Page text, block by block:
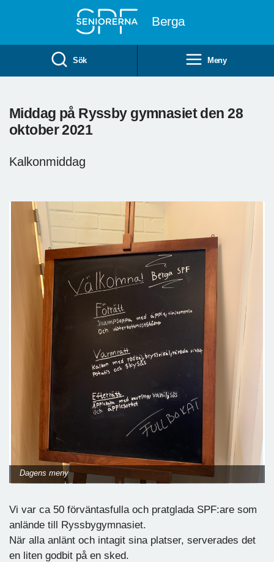
Berga
Sök Meny
Middag på Ryssby gymnasiet den 28
oktober 2021
Kalkonmiddag
Dagens meny
Vi var ca 50 förväntasfulla och pratglada SPF:are som
anlände till Ryssbygymnasiet.
När alla anlänt och intagit sina platser, serverades det
en liten godbit på en sked.